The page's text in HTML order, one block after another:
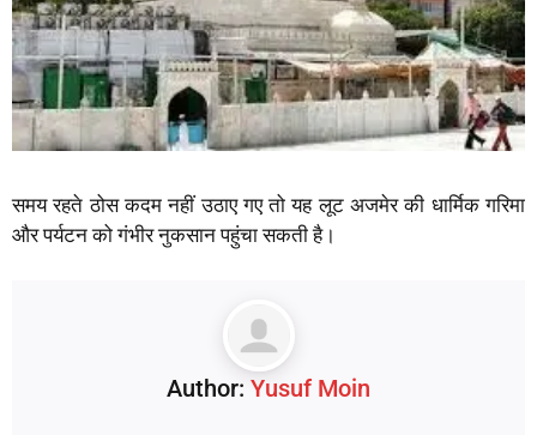
समय रहते ठोस कदम नहीं उठाए गए तो यह लूट अजमेर की धार्मिक गरिमा
और पर्यटन को गंभीर नुकसान पहुंचा सकती है।
Author: Yusuf Moin